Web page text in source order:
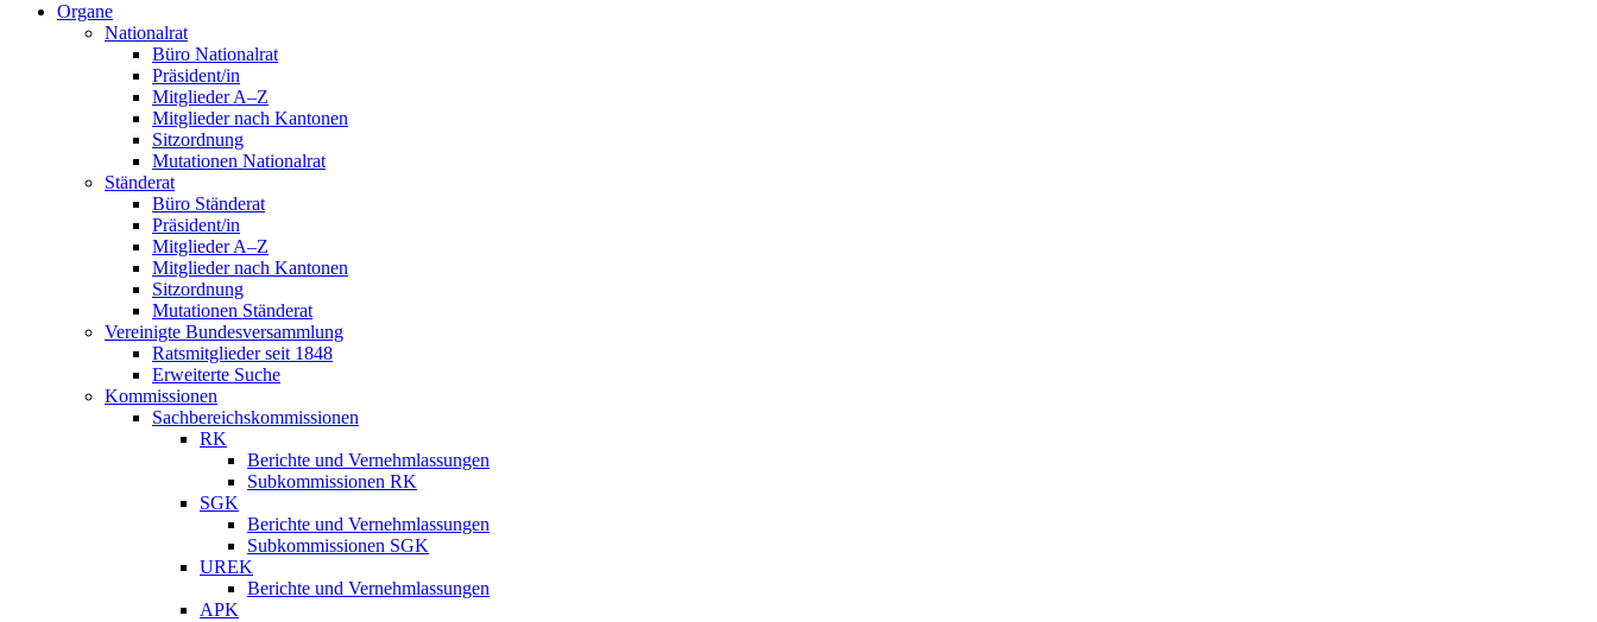
Organe
Nationalrat
Büro Nationalrat
Präsident/in
Mitglieder A–Z
Mitglieder nach Kantonen
Sitzordnung
Mutationen Nationalrat
Ständerat
Büro Ständerat
Präsident/in
Mitglieder A–Z
Mitglieder nach Kantonen
Sitzordnung
Mutationen Ständerat
Vereinigte Bundesversammlung
Ratsmitglieder seit 1848
Erweiterte Suche
Kommissionen
Sachbereichskommissionen
RK
Berichte und Vernehmlassungen
Subkommissionen RK
SGK
Berichte und Vernehmlassungen
Subkommissionen SGK
UREK
Berichte und Vernehmlassungen
APK